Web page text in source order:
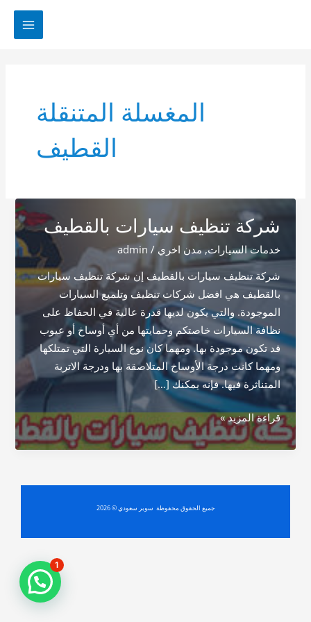
المغسلة المتنقلة
القطيف
شركة تنظيف سيارات بالقطيف
خدمات السيارات,مدن اخري /
admin
شركة تنظيف سيارات بالقطيف إن شركة تنظيف سيارات
بالقطيف هي افضل شركات تنظيف وتلميع السيارات
الموجودة. والتي يكون لديها قدرة عالية في الحفاظ على
نظافة السيارات خاصتكم وحمايتها من أي أوساخ أو عيوب
قد تكون موجودة بها. ومهما كان نوع السيارة التي تمتلكها
ومهما كانت درجة الأوساخ المتلاصقة بها ودرجة الاتربة
المتناثرة فيها. فإنه يمكنك […]
شركة
تنظيف
سيارات
قراءة المزيد »
جميع الحقوق محفوظة سوبر سعودي © 2026
1